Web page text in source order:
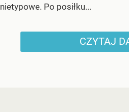
nietypowe. Po posiłku...
CZYTAJ